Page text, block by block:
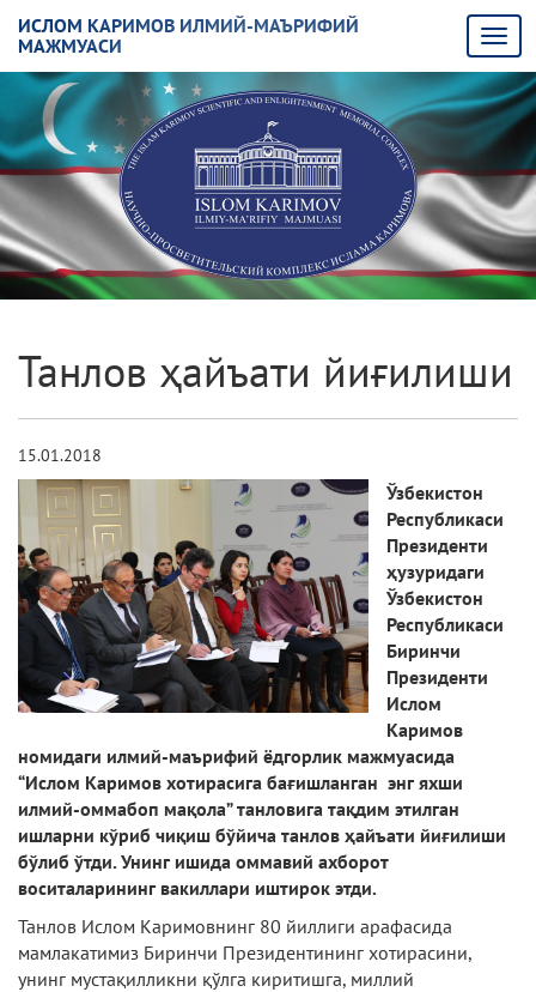
ИСЛОМ КАРИМОВ ИЛМИЙ-МАЪРИФИЙ
МАЖМУАСИ
Танлов ҳайъати йиғилиши
15.01.2018
Ўзбекистон
Республикаси
Президенти
ҳузуридаги
Ўзбекистон
Республикаси
Биринчи
Президенти
Ислом
Каримов
номидаги илмий-маърифий ёдгорлик мажмуасида
“Ислом Каримов хотирасига бағишланган энг яхши
илмий-оммабоп мақола” танловига тақдим этилган
ишларни кўриб чиқиш бўйича танлов ҳайъати йиғилиши
бўлиб ўтди. Унинг ишида оммавий ахборот
воситаларининг вакиллари иштирок этди.
Танлов Ислом Каримовнинг 80 йиллиги арафасида
мамлакатимиз Биринчи Президентининг хотирасини,
унинг мустақилликни қўлга киритишга, миллий